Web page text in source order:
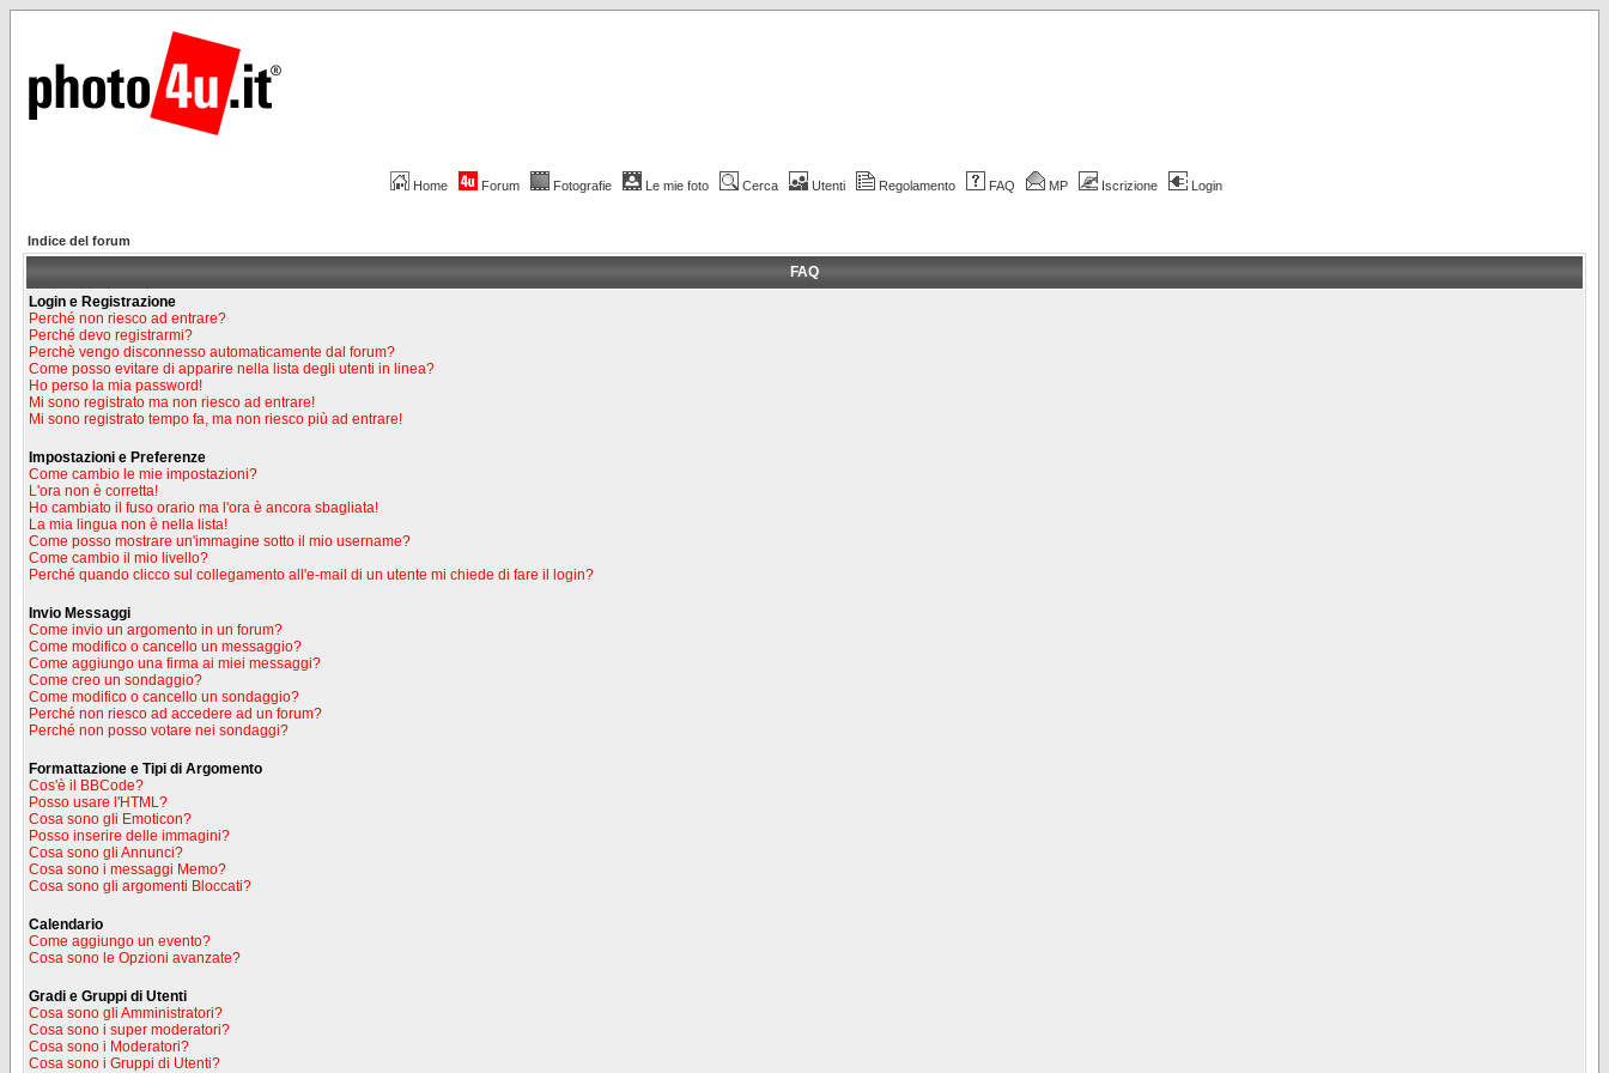
Home Forum Fotografie Le mie foto Cerca Utenti Regolamento FAQ MP Iscrizione Login
Indice del forum
FAQ
Login e Registrazione
Perché non riesco ad entrare?
Perché devo registrarmi?
Perchè vengo disconnesso automaticamente dal forum?
Come posso evitare di apparire nella lista degli utenti in linea?
Ho perso la mia password!
Mi sono registrato ma non riesco ad entrare!
Mi sono registrato tempo fa, ma non riesco più ad entrare!
Impostazioni e Preferenze
Come cambio le mie impostazioni?
L'ora non è corretta!
Ho cambiato il fuso orario ma l'ora è ancora sbagliata!
La mia lingua non è nella lista!
Come posso mostrare un'immagine sotto il mio username?
Come cambio il mio livello?
Perché quando clicco sul collegamento all'e-mail di un utente mi chiede di fare il login?
Invio Messaggi
Come invio un argomento in un forum?
Come modifico o cancello un messaggio?
Come aggiungo una firma ai miei messaggi?
Come creo un sondaggio?
Come modifico o cancello un sondaggio?
Perché non riesco ad accedere ad un forum?
Perché non posso votare nei sondaggi?
Formattazione e Tipi di Argomento
Cos'è il BBCode?
Posso usare l'HTML?
Cosa sono gli Emoticon?
Posso inserire delle immagini?
Cosa sono gli Annunci?
Cosa sono i messaggi Memo?
Cosa sono gli argomenti Bloccati?
Calendario
Come aggiungo un evento?
Cosa sono le Opzioni avanzate?
Gradi e Gruppi di Utenti
Cosa sono gli Amministratori?
Cosa sono i super moderatori?
Cosa sono i Moderatori?
Cosa sono i Gruppi di Utenti?